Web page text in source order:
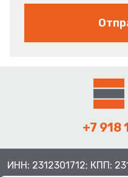
+7 918
ИНН: 2312301712; КПП: